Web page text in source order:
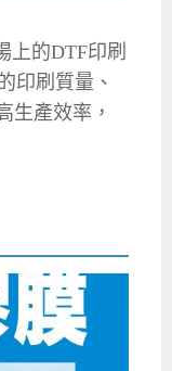
上的DTF印刷
印刷質量、
生產效率，